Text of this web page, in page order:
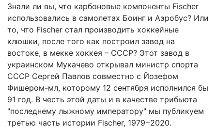
Знали ли вы, что карбоновые компоненты Fischer
использовались в самолетах Боинг и Аэробус? Или
то, что Fischer стал производить хоккейные
клюшки, после того как построил завод на
востоке, в мекке хоккея – СССР? Этот завод в
украинском Мукачево открывал министр спорта
СССР Сергей Павлов совместно с Йозефом
Фишером-мл, которому 12 сентября исполнился бы
91 год. В честь этой даты и в качестве трибьюта
"последнему лыжному императору" мы публикуем
третью часть истории Fischer, 1979−2020.